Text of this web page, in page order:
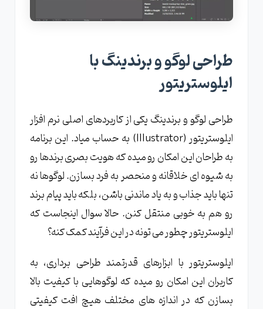
طراحی لوگو و برندینگ با
ایلوستریتور
طراحی لوگو و برندینگ یکی از کاربردهای اصلی نرم افزار
ایلوستریتور (Illustrator) به حساب میاد. این برنامه
به طراحان این امکان رو میده که هویت بصری برندها رو
به شیوه ای خلاقانه و منحصر به فرد بسازن. لوگوها نه
تنها باید جذاب و به یاد ماندنی باشن، بلکه باید پیام برند
رو هم به خوبی منتقل کنن. حالا سوال اینجاست که
ایلوستریتور چطور می تونه در این فرآیند کمک کنه؟
ایلوستریتور با ابزارهای قدرتمند طراحی برداری، به
کاربران این امکان رو میده که لوگوهایی با کیفیت بالا
بسازن که در اندازه های مختلف هیچ افت کیفیتی